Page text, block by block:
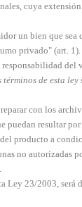
cuya
un bien que
privado" (art. 1).
del
de esta
con los
resultar
producto a
no autorizadas
Ley 23/2003,